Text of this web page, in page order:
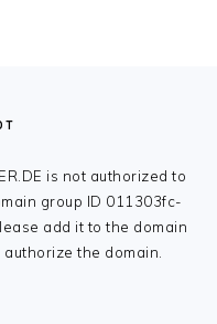
is not authorized to
group ID 011303fc-
add it to the domain
the domain.